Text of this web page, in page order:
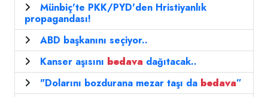
Münbiç'te PKK/PYD'den Hristiyanlık
propagandası!
ABD başkanını seçiyor..
Kanser aşısını bedava dağıtacak..
"Dolarını bozdurana mezar taşı da bedava”